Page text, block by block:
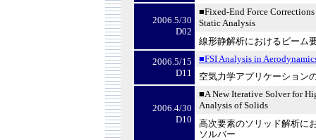
2006.5/30
D02
■Fixed-End Force
Static Analysis
線形静解析におけるビーム
2006.5/15
D11
■FSI Analysis in
空気力学アプリケーション
2006.4/30
D10
■A New Iterative Solver for
Analysis of Solids
高次要素のソリッド解析に
ソルバー